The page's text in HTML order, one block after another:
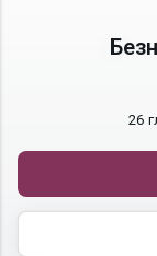
26